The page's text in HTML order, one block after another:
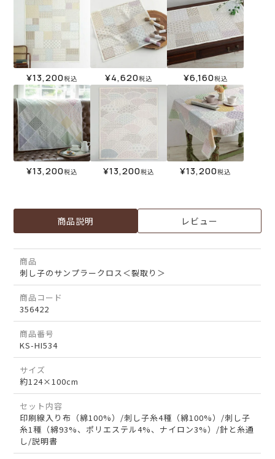
¥13,200税込 ¥4,620税込 ¥6,160税込
¥13,200税込 ¥13,200税込 ¥13,200税込
商品説明 レビュー
商品
刺し子のサンプラークロス＜裂取り＞
商品コード
356422
商品番号
KS-HI534
サイズ
約124×100cm
セット内容
印刷線入り布（綿100%）/刺し子糸4種（綿100%）/刺し子
糸1種（綿93%、ポリエステル4%、ナイロン3%）/針と糸通
し/説明書